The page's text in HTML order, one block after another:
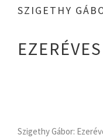
SZIGETHY
Szigethy Gábor: